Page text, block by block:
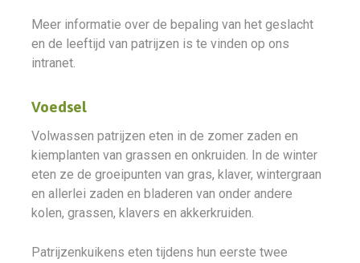
Meer informatie over de bepaling van het geslacht
en de leeftijd van patrijzen is te vinden op ons
intranet.
Voedsel
Volwassen patrijzen eten in de zomer zaden en
kiemplanten van grassen en onkruiden. In de winter
eten ze de groeipunten van gras, klaver, wintergraan
en allerlei zaden en bladeren van onder andere
kolen, grassen, klavers en akkerkruiden.
Patrijzenkuikens eten tijdens hun eerste twee